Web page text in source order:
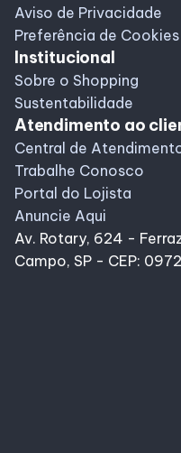
Aviso de Privacidade
Preferência de Cookies
Institucional
Sobre o Shopping
Sustentabilidade
Atendimento ao
Central de
Trabalhe Conosco
Portal do Lojista
Anuncie Aqui
Av. Rotary, 624 -
Campo, SP - CEP: